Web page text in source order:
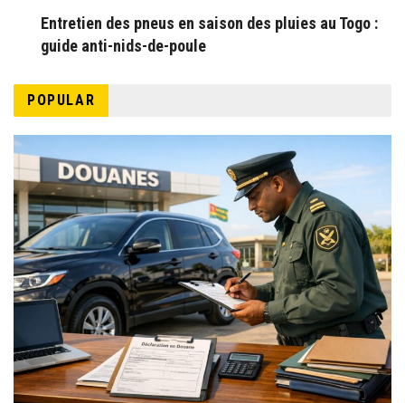
Entretien des pneus en saison des pluies au Togo :
guide anti-nids-de-poule
POPULAR